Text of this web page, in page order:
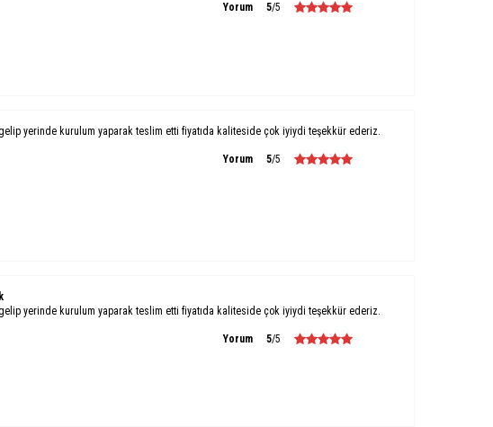
Yorum 5/5
yerinde kurulum yaparak teslim etti fiyatıda kaliteside çok iyiydi teşekkür ederiz.
Yorum 5/5
yerinde kurulum yaparak teslim etti fiyatıda kaliteside çok iyiydi teşekkür ederiz.
Yorum 5/5